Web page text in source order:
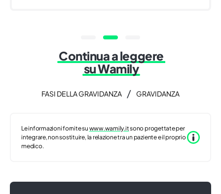
Continua a leggere
su Wamily
FASI DELLA GRAVIDANZA / GRAVIDANZA
Le informazioni fornite su www.wamily.itsono progettate per
integrare, non sostituire, la relazione tra un paziente e il proprio
medico.